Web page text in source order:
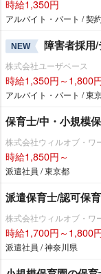
時給1,350円
アルバイト・パート / 契
NEW 障害者採用
株式会社ユーザベース
時給1,350円～1,800
アルバイト・パート / 東
保育士/中・小規模
株式会社ウィルオブ・ワ
時給1,850円～
派遣社員 / 東京都
派遣保育士/認可保
株式会社ウィルオブ・ワ
時給1,700円～1,800
派遣社員 / 神奈川県